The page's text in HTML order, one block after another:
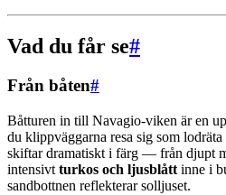
Vad du får se#
Från båten#
Båtturen in till Navagio-viken är en
du klippväggarna resa sig som
skiftar dramatiskt i färg — från djupt
intensivt turkos och ljusblått inne i
sandbottnen reflekterar solljuset.